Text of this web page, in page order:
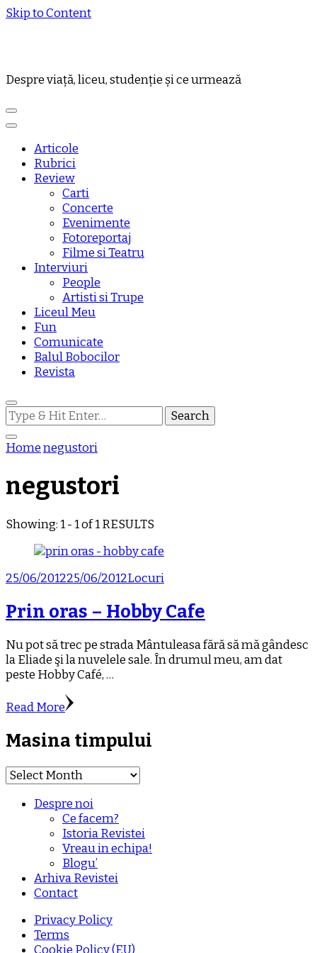
Skip to Content
Despre viață, liceu, studenție și ce urmează
Articole
Rubrici
Review
Carti
Concerte
Evenimente
Fotoreportaj
Filme si Teatru
Interviuri
People
Artisti si Trupe
Liceul Meu
Fun
Comunicate
Balul Bobocilor
Revista
Looking
for
Something?
Homenegustori
negustori
Showing: 1 - 1 of 1 RESULTS
25/06/201225/06/2012Locuri
Prin oras – Hobby Cafe
Nu pot să trec pe strada Mântuleasa fără să mă gândesc
la Eliade şi la nuvelele sale. În drumul meu, am dat
peste Hobby Café, …
Read More
Masina timpului
Masina
timpului
Despre noi
Ce facem?
Istoria Revistei
Vreau in echipa!
Blogu’
Arhiva Revistei
Contact
Privacy Policy
Terms
Cookie Policy (EU)